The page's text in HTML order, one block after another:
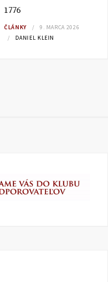
1776
ČLÁNKY
9. MARCA 2026
DANIEL KLEIN